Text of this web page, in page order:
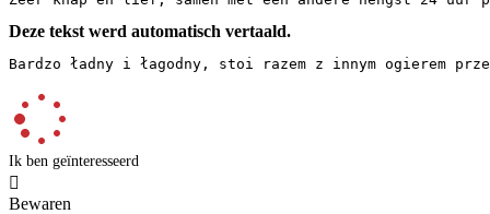
Deze tekst werd automatisch vertaald.
Bardzo ładny i łagodny, stoi razem z innym ogierem
Ik ben geïnteresseerd

Bewaren